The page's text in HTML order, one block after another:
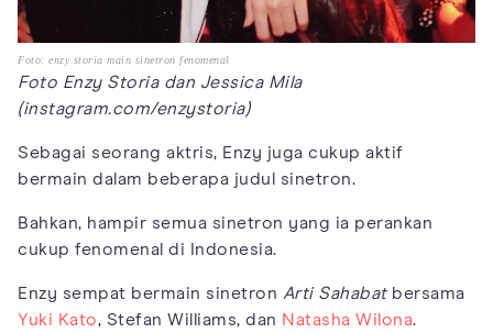
Foto: enzy storia main sinetron fenomenal
Foto Enzy Storia dan Jessica Mila
(instagram.com/enzystoria)
Sebagai seorang aktris, Enzy juga cukup aktif
bermain dalam beberapa judul sinetron.
Bahkan, hampir semua sinetron yang ia perankan
cukup fenomenal di Indonesia.
Enzy sempat bermain sinetron Arti Sahabatbersama
Yuki Kato, Stefan Williams, dan Natasha Wilona.